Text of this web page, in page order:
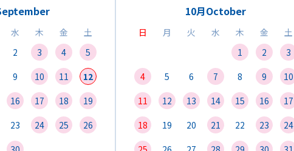
水 木 金
土
2 3 4
5
9 10 11
12
16 17 18
19
23 24 25
26
10月October
日 月 火 水 木 金
土
1
2
3
4
5 6 7 8 9
10
11
12 13 14 15 16
17
18
19 20 21 22 23
24